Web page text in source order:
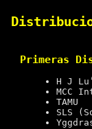
Primeras
H J
MCC
TAMU
SLS